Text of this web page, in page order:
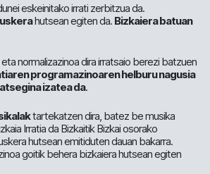
eskeinitako irrati zerbitzua da.
hutsean egiten da. Bizkaiera batuan
normalizazinoa dira irratsaio berezi batzuen
programazinoaren helburu nagusia
izatea da.
tartekatzen dira, batez be musika
Irratia da Bizkaitik Bizkai osorako
hutsean emitiduten dauan bakarra.
goitik behera bizkaiera hutsean egiten